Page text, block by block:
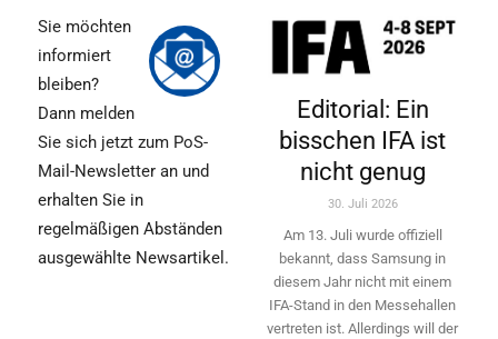
Sie möchten
informiert
bleiben?
Dann melden
Sie sich jetzt zum PoS-
Mail-Newsletter an und
erhalten Sie in
regelmäßigen Abständen
ausgewählte Newsartikel.
Editorial: Ein
bisschen IFA ist
nicht genug
30. Juli 2026
Am 13. Juli wurde offiziell
bekannt, dass Samsung in
diesem Jahr nicht mit einem
IFA-Stand in den Messehallen
vertreten ist. Allerdings will ­der